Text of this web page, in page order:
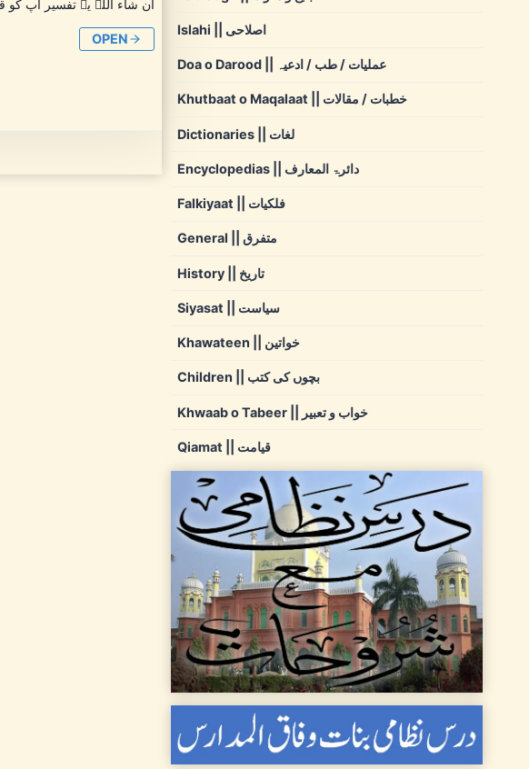
ان شاء اللہ یہ تفسیر آپ
OPEN
Islahi || اصلاحی
Doa o Darood || عملیات / طب / ادعیہ
Khutbaat o Maqalaat || خطبات / مقالات
Dictionaries || لغات
Encyclopedias || دائرۃ المعارف
Falkiyaat || فلکیات
General || متفرق
History || تاریخ
Siyasat || سیاست
Khawateen || خواتین
Children || بچوں کی کتب
Khwaab o Tabeer || خواب و تعبیر
Qiamat || قیامت